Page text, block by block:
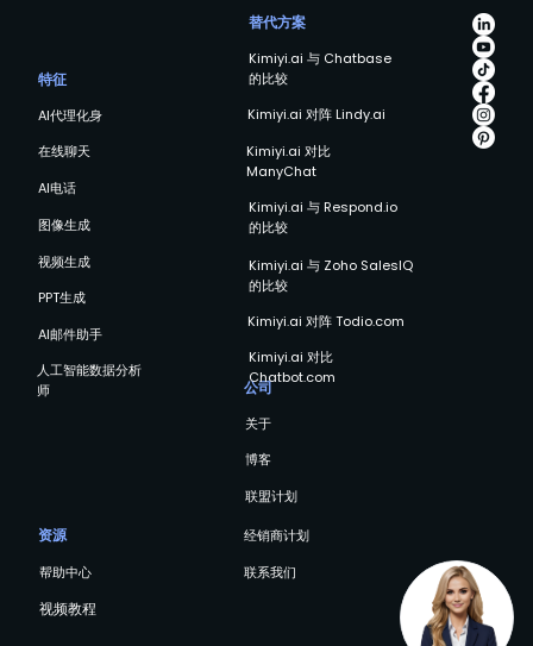
特征
AI代理化身
在线聊天
AI电话
图像生成
视频生成
PPT生成
AI邮件助手
人工智能数据分析
师
资源
帮助中心
视频教程
公司
关于
博客
联盟计划
经销商计划
联系我们
替代方案
Kimiyi.ai 与 Chatbase
的比较
Kimiyi.ai 对阵 Lindy.ai
Kimiyi.ai 对比
ManyChat
Kimiyi.ai 与 Respond.io
的比较
Kimiyi.ai 与 Zoho SalesIQ
的比较
Kimiyi.ai 对阵 Todio.com
Kimiyi.ai 对比
Chatbot.com